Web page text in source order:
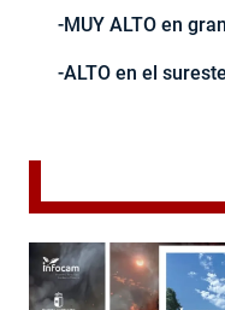
-MUY ALTO en
-ALTO en el